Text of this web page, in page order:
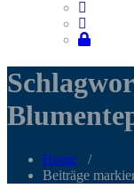
Home /
Beiträge